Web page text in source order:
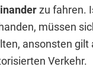
zu fahren.
müssen
ansonsten gilt
Verkehr.